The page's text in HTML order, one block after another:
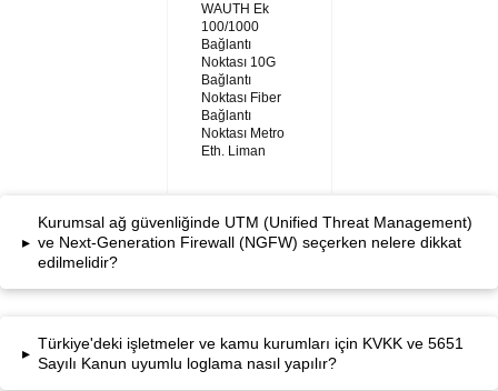
WAUTH Ek
100/1000
Bağlantı
Noktası 10G
Bağlantı
Noktası Fiber
Bağlantı
Noktası Metro
Eth. Liman
▸
Kurumsal ağ güvenliğinde UTM (Unified Threat Management)
ve Next-Generation Firewall (NGFW) seçerken nelere dikkat
edilmelidir?
▸
Türkiye'deki işletmeler ve kamu kurumları için KVKK ve 5651
Sayılı Kanun uyumlu loglama nasıl yapılır?